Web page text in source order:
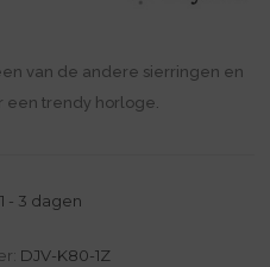
van de andere sierringen en
een trendy horloge.
1 - 3 dagen
DJV-K80-1Z